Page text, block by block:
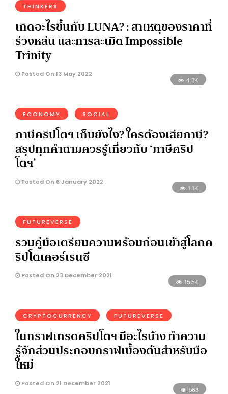
THINKERS
เกิดอะไรขึ้นกับ LUNA? : สาเหตุของราคาที่
ร่วงหล่น และการละเมิด Impossible
Trinity
Posted On 13 May 2022
4.3K
ECONOMY SOCIAL
ภาษีคริปโตฯ เก็บยังไง? ใครต้องเสียภาษี?
สรุปทุกคำถามควรรู้เกี่ยวกับ ‘ภาษีคริป
โตฯ’
Posted On 6 January 2022
1.1K
FUTUREVERSE
รวมคู่มือเตรียมความพร้อมก่อนเข้าสู่โลกค
ริปโตเคอร์เรนซี
Posted On 23 December 2021
15.5K
CRYPTOCURRENCY FUTUREVERSE
ในกราฟเทรดคริปโตฯ มีอะไรบ้าง ทำความ
รู้จักส่วนประกอบกราฟเบื้องต้นสำหรับมือ
ใหม่
Posted On 21 December 2021
563